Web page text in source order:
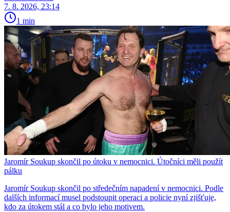
7. 8. 2026, 23:14
1 min
Jaromír Soukup skončil po útoku v nemocnici. Útočníci měli použít
pálku
Jaromír Soukup skončil po středečním napadení v nemocnici. Podle
dalších informací musel podstoupit operaci a policie nyní zjišťuje,
kdo za útokem stál a co bylo jeho motivem.